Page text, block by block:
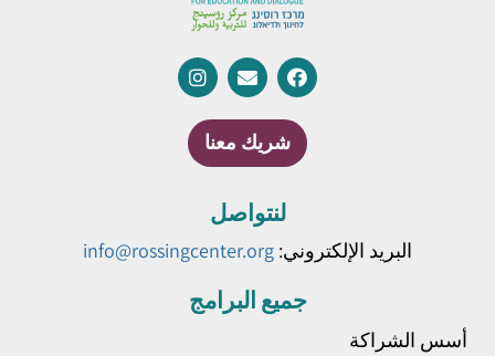
شريك معنا
لنتواصل
البريد الإلكتروني: info@rossingcenter.org
جميع البرامج
أسس الشراكة